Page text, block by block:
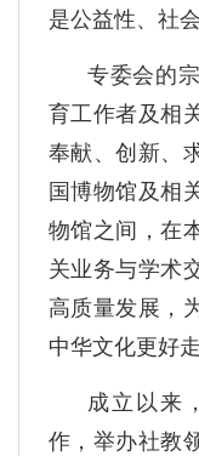
是公益性、社
专委会的
育工作者及相
奉献、创新、
国博物馆及相
物馆之间，在
关业务与学术
高质量发展，
中华文化更好
成立以来
作，举办社教